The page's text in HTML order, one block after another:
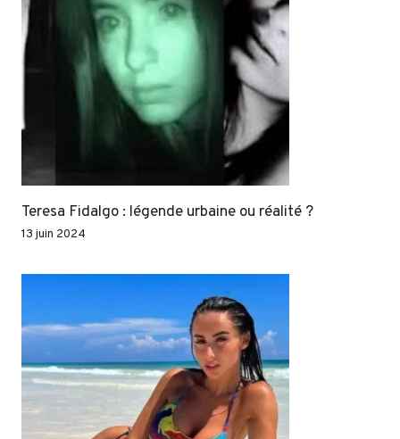
Teresa Fidalgo : légende urbaine ou réalité ?
13 juin 2024